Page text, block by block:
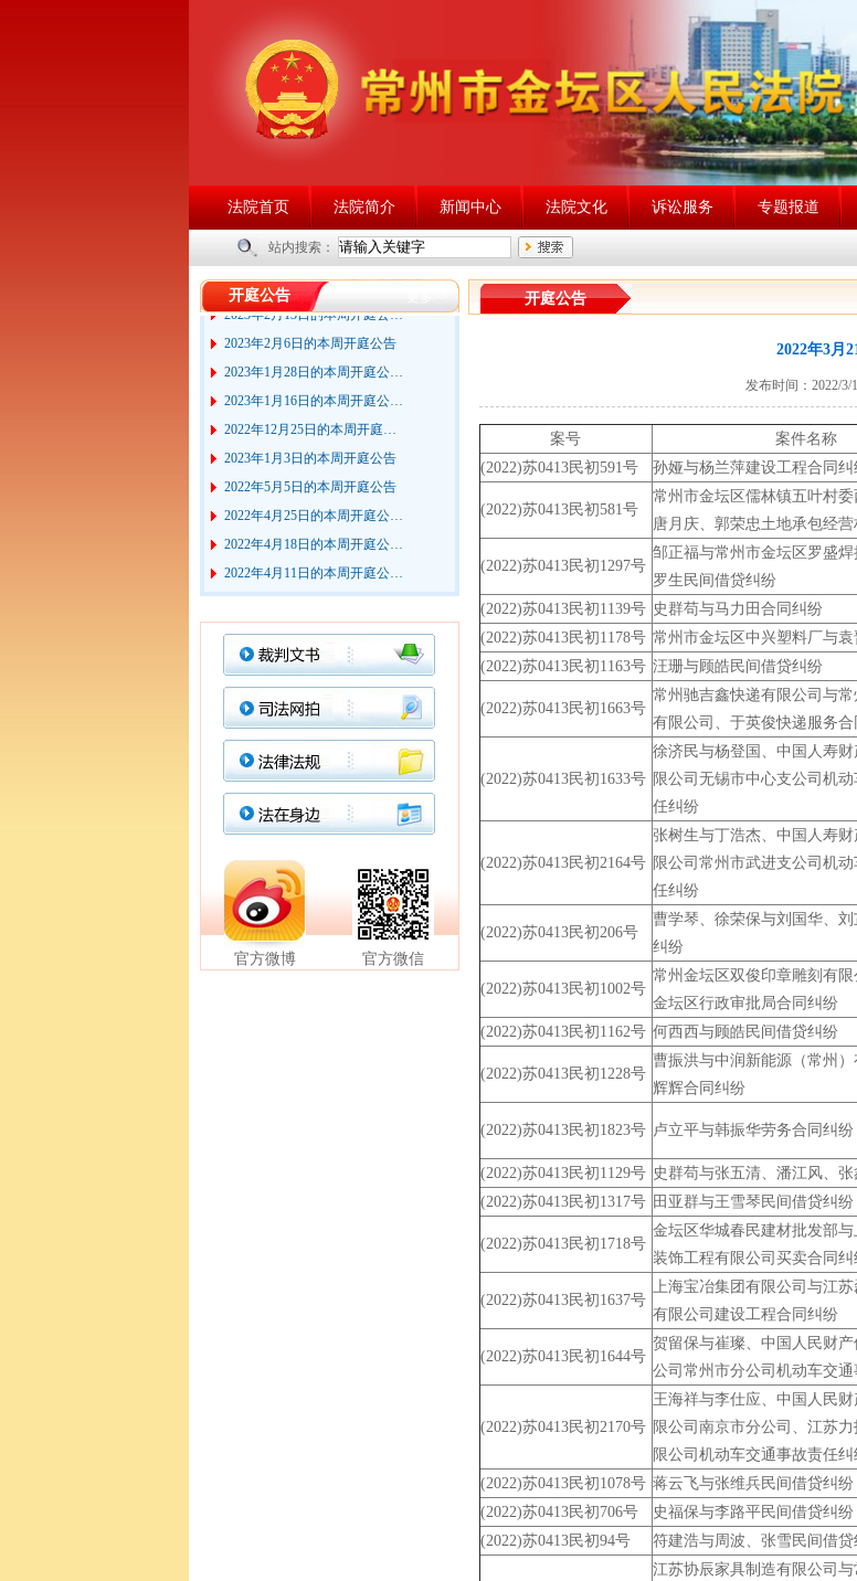
法院首页 法院简介 新闻中心 法院文化 诉讼服务 专题报道
站内搜索：
开庭公告
2023年6月25日的本周开庭公…
2023年2月27日的本周开庭公…
2023年2月20日的本周开庭公…
2023年2月13日的本周开庭公…
2023年2月6日的本周开庭公告
2023年1月28日的本周开庭公…
2023年1月16日的本周开庭公…
2022年12月25日的本周开庭…
2023年1月3日的本周开庭公告
2022年5月5日的本周开庭公告
2022年4月25日的本周开庭公…
2022年4月18日的本周开庭公…
2022年4月11日的本周开庭公…
2022年3月28日的本周开庭公…
2022年3月7日的本周开庭公告
2022年2月28日的本周开庭公…
2022年2月21日的本周开庭公…
2022年2月14日的本周开庭公…
2022年2月7日的本周开庭公告
官方微博 官方微信
开庭公告
2022年3月
发布时间：2022/3/
案号 案件名称
(2022)苏0413民初591号
孙娅与杨兰萍建设工程合同纠
(2022)苏0413民初581号
常州市金坛区儒林镇五叶村
唐月庆、郭荣忠土地承包经
(2022)苏0413民初1297号
邹正福与常州市金坛区罗盛
罗生民间借贷纠纷
(2022)苏0413民初1139号 史群苟与马力田合同纠纷
(2022)苏0413民初1178号 常州市金坛区中兴塑料厂与
(2022)苏0413民初1163号 汪珊与顾皓民间借贷纠纷
(2022)苏0413民初1663号
常州驰吉鑫快递有限公司与
有限公司、于英俊快递服务合
(2022)苏0413民初1633号
徐济民与杨登国、中国人寿
限公司无锡市中心支公司机
任纠纷
(2022)苏0413民初2164号
张树生与丁浩杰、中国人寿
限公司常州市武进支公司机
任纠纷
(2022)苏0413民初206号
曹学琴、徐荣保与刘国华、
纠纷
(2022)苏0413民初1002号
常州金坛区双俊印章雕刻有
金坛区行政审批局合同纠纷
(2022)苏0413民初1162号 何西西与顾皓民间借贷纠纷
(2022)苏0413民初1228号
曹振洪与中润新能源（常州
辉辉合同纠纷
(2022)苏0413民初1823号 卢立平与韩振华劳务合同纠纷
(2022)苏0413民初1129号 史群苟与张五清、潘江风、
(2022)苏0413民初1317号 田亚群与王雪琴民间借贷纠纷
(2022)苏0413民初1718号
金坛区华城春民建材批发部
装饰工程有限公司买卖合同纠
(2022)苏0413民初1637号
上海宝冶集团有限公司与江
有限公司建设工程合同纠纷
(2022)苏0413民初1644号
贺留保与崔璨、中国人民财
公司常州市分公司机动车交
(2022)苏0413民初2170号
王海祥与李仕应、中国人民
限公司南京市分公司、江苏
限公司机动车交通事故责任纠
(2022)苏0413民初1078号 蒋云飞与张维兵民间借贷纠纷
(2022)苏0413民初706号
史福保与李路平民间借贷纠纷
(2022)苏0413民初94号
符建浩与周波、张雪民间借贷
江苏协辰家具制造有限公司